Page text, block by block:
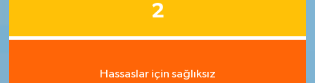
2
Hassaslar için sağlıksız